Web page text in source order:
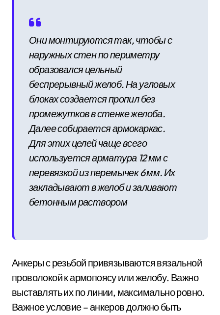
Они монтируются так, чтобы с
наружных стен по периметру
образовался цельный
беспрерывный желоб. На угловых
блоках создается пропил без
промежутков в стенке желоба.
Далее собирается армокаркас.
Для этих целей чаще всего
используется арматура 12 мм с
перевязкой из перемычек 6 мм. Их
закладывают в желоб и заливают
бетонным раствором
Анкеры с резьбой привязываются вязальной
проволокой к армопоясу или желобу. Важно
выставлять их по линии, максимально ровно.
Важное условие – анкеров должно быть